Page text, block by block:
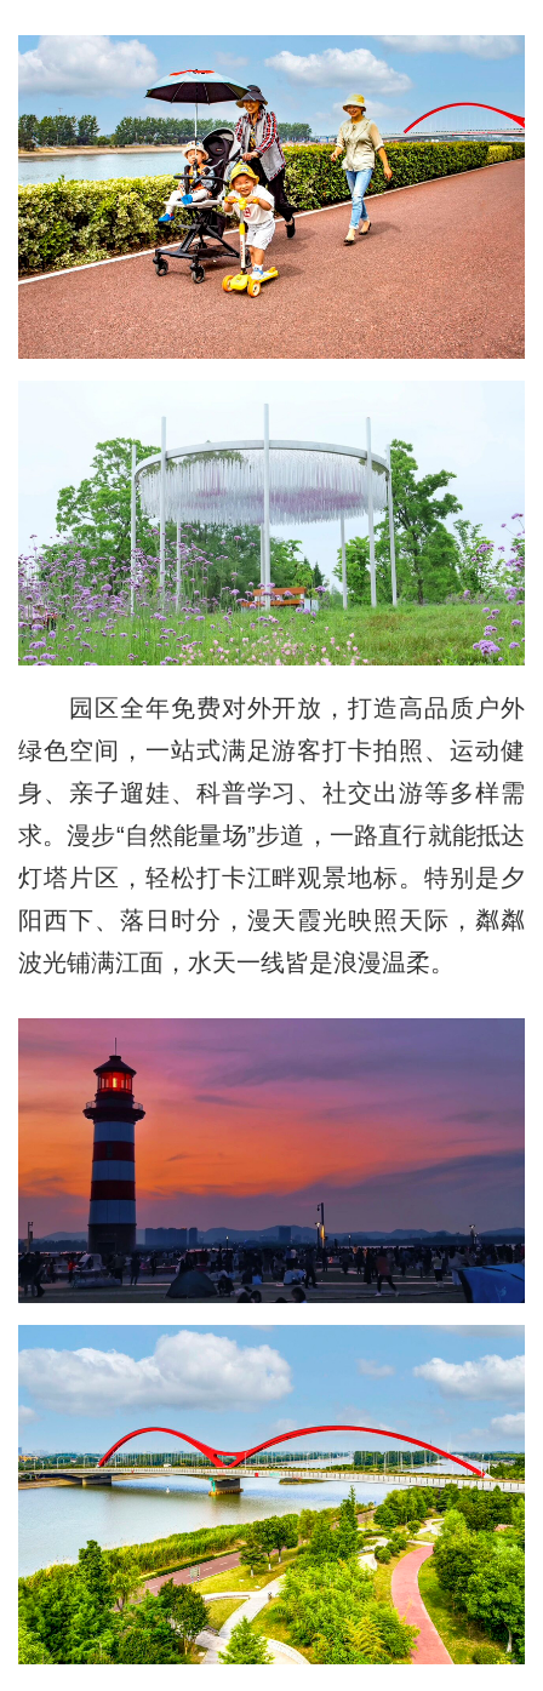
园区全年免费对外开放，打造高品质户外
绿色空间，一站式满足游客打卡拍照、运动健
身、亲子遛娃、科普学习、社交出游等多样需
求。漫步“自然能量场”步道，一路直行就能抵达
灯塔片区，轻松打卡江畔观景地标。特别是夕
阳西下、落日时分，漫天霞光映照天际，粼粼
波光铺满江面，水天一线皆是浪漫温柔。